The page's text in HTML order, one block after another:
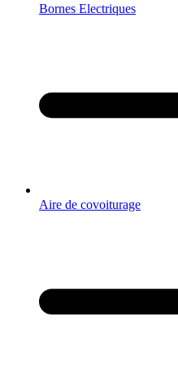
Bornes Electriques
Aire de covoiturage